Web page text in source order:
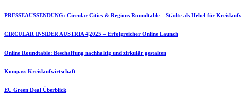
PRESSEAUSSENDUNG: Circular Cities & Regions Roundtable – Städte als Hebel für
CIRCULAR INSIDER AUSTRIA 4|2025 – Erfolgreicher Online Launch
Online Roundtable: Beschaffung nachhaltig und zirkulär gestalten
Kompass Kreislaufwirtschaft
EU Green Deal Überblick